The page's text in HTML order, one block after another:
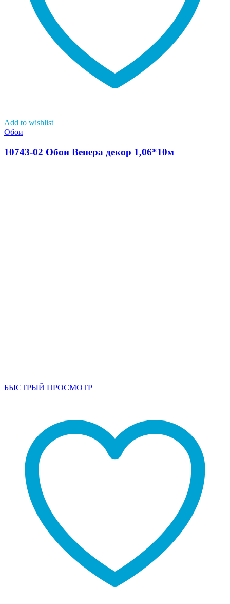
Add to wishlist
Обои
10743-02 Обои Венера декор 1,06*10м
БЫСТРЫЙ ПРОСМОТР